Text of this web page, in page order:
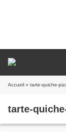
Accueil » tarte-quiche-
tarte-